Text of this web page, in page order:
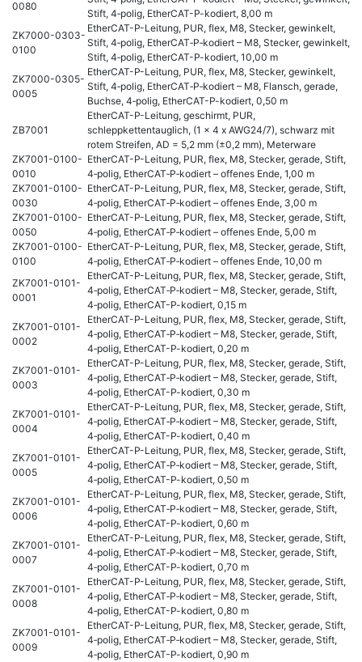
0080
Stift, 4‑polig, EtherCAT-P-kodiert, 8,00 m
ZK7000-0303-
0100
EtherCAT-P-Leitung, PUR, flex, M8, Stecker, gewinkelt,
Stift, 4‑polig, EtherCAT‑P‑kodiert – M8, Stecker, gewinkelt,
Stift, 4‑polig, EtherCAT-P-kodiert, 10,00 m
ZK7000-0305-
0005
EtherCAT-P-Leitung, PUR, flex, M8, Stecker, gewinkelt,
Stift, 4‑polig, EtherCAT‑P‑kodiert – M8, Flansch, gerade,
Buchse, 4‑polig, EtherCAT-P-kodiert, 0,50 m
ZB7001
EtherCAT-P-Leitung, geschirmt, PUR,
schleppkettentauglich, (1 x 4 x AWG24/7), schwarz mit
rotem Streifen, AD = 5,2 mm (±0,2 mm), Meterware
ZK7001-0100-
0010
EtherCAT-P-Leitung, PUR, flex, M8, Stecker, gerade, Stift,
4‑polig, EtherCAT‑P‑kodiert – offenes Ende, 1,00 m
ZK7001-0100-
0030
EtherCAT-P-Leitung, PUR, flex, M8, Stecker, gerade, Stift,
4‑polig, EtherCAT‑P‑kodiert – offenes Ende, 3,00 m
ZK7001-0100-
0050
EtherCAT-P-Leitung, PUR, flex, M8, Stecker, gerade, Stift,
4‑polig, EtherCAT‑P‑kodiert – offenes Ende, 5,00 m
ZK7001-0100-
0100
EtherCAT-P-Leitung, PUR, flex, M8, Stecker, gerade, Stift,
4‑polig, EtherCAT‑P‑kodiert – offenes Ende, 10,00 m
ZK7001-0101-
0001
EtherCAT-P-Leitung, PUR, flex, M8, Stecker, gerade, Stift,
4‑polig, EtherCAT‑P‑kodiert – M8, Stecker, gerade, Stift,
4‑polig, EtherCAT-P-kodiert, 0,15 m
ZK7001-0101-
0002
EtherCAT-P-Leitung, PUR, flex, M8, Stecker, gerade, Stift,
4‑polig, EtherCAT‑P‑kodiert – M8, Stecker, gerade, Stift,
4‑polig, EtherCAT-P-kodiert, 0,20 m
ZK7001-0101-
0003
EtherCAT-P-Leitung, PUR, flex, M8, Stecker, gerade, Stift,
4‑polig, EtherCAT‑P‑kodiert – M8, Stecker, gerade, Stift,
4‑polig, EtherCAT-P-kodiert, 0,30 m
ZK7001-0101-
0004
EtherCAT-P-Leitung, PUR, flex, M8, Stecker, gerade, Stift,
4‑polig, EtherCAT‑P‑kodiert – M8, Stecker, gerade, Stift,
4‑polig, EtherCAT-P-kodiert, 0,40 m
ZK7001-0101-
0005
EtherCAT-P-Leitung, PUR, flex, M8, Stecker, gerade, Stift,
4‑polig, EtherCAT‑P‑kodiert – M8, Stecker, gerade, Stift,
4‑polig, EtherCAT-P-kodiert, 0,50 m
ZK7001-0101-
0006
EtherCAT-P-Leitung, PUR, flex, M8, Stecker, gerade, Stift,
4‑polig, EtherCAT‑P‑kodiert – M8, Stecker, gerade, Stift,
4‑polig, EtherCAT-P-kodiert, 0,60 m
ZK7001-0101-
0007
EtherCAT-P-Leitung, PUR, flex, M8, Stecker, gerade, Stift,
4‑polig, EtherCAT‑P‑kodiert – M8, Stecker, gerade, Stift,
4‑polig, EtherCAT-P-kodiert, 0,70 m
ZK7001-0101-
0008
EtherCAT-P-Leitung, PUR, flex, M8, Stecker, gerade, Stift,
4‑polig, EtherCAT‑P‑kodiert – M8, Stecker, gerade, Stift,
4‑polig, EtherCAT-P-kodiert, 0,80 m
ZK7001-0101-
0009
EtherCAT-P-Leitung, PUR, flex, M8, Stecker, gerade, Stift,
4‑polig, EtherCAT‑P‑kodiert – M8, Stecker, gerade, Stift,
4‑polig, EtherCAT-P-kodiert, 0,90 m